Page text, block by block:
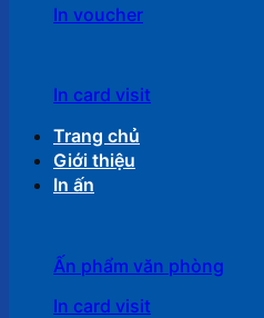
In voucher
In card visit
Trang chủ
Giới thiệu
In ấn
Ấn phẩm văn phòng
In card visit